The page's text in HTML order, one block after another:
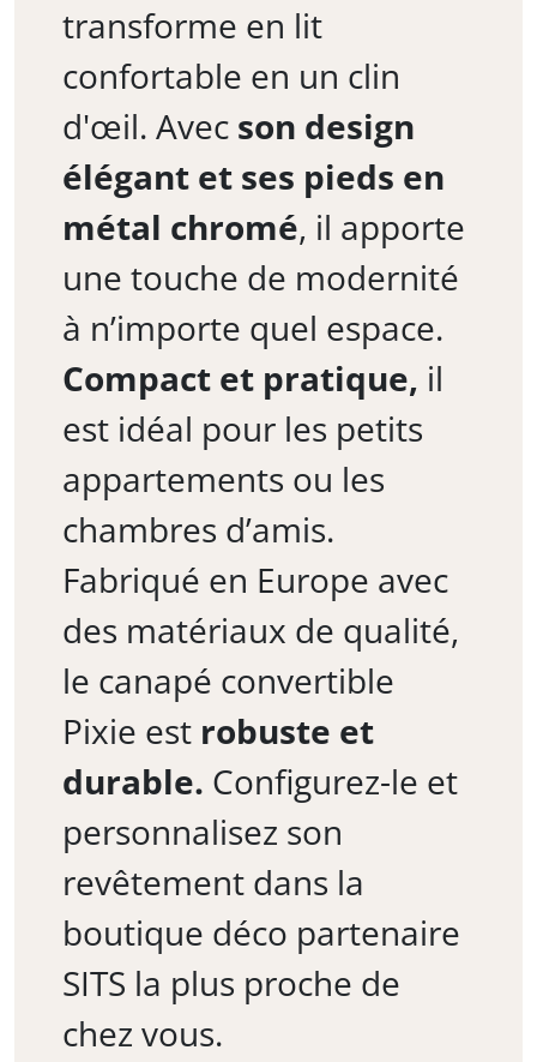
transforme en lit
confortable en un clin
d'œil. Avec son design
élégant et ses pieds en
métal chromé, il apporte
une touche de modernité
à n’importe quel espace.
Compact et pratique, il
est idéal pour les petits
appartements ou les
chambres d’amis.
Fabriqué en Europe avec
des matériaux de qualité,
le canapé convertible
Pixie est robuste et
durable. Configurez-le et
personnalisez son
revêtement dans la
boutique déco partenaire
SITS la plus proche de
chez vous.